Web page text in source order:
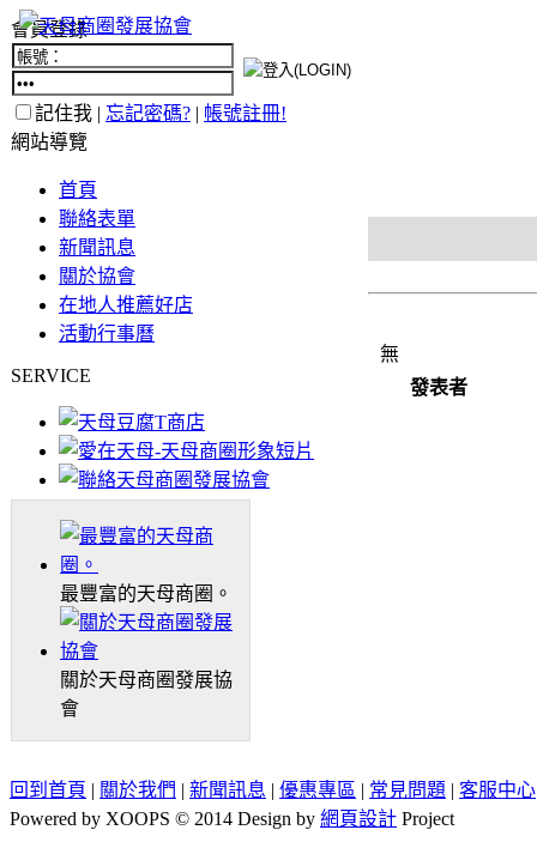
會員登錄
記住我 | 忘記密碼? | 帳號註冊!
網站導覽
首頁
聯絡表單
新聞訊息
關於協會
在地人推薦好店
活動行事曆
SERVICE
最豐富的天母商圈。
關於天母商圈發展協
會
無
發表者
回到首頁 | 關於我們 | 新聞訊息 | 優惠專區 | 常見問題 | 客服中心
Powered by XOOPS © 2014 Design by 網頁設計 Project